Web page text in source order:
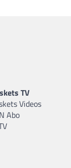
TV
Videos
Abo